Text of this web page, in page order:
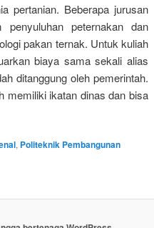
pertanian. Beberapa jurusan
penyuluhan peternakan dan
pakan ternak. Untuk kuliah
biaya sama sekali alias
ditanggung oleh pemerintah.
memiliki ikatan dinas dan bisa
, Politeknik Pembangunan